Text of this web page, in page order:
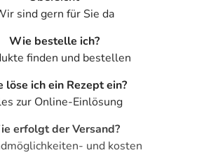
sind gern für Sie da
Wie bestelle ich?
finden und bestellen
löse ich ein Rezept ein?
zur Online-Einlösung
erfolgt der Versand?
und kosten